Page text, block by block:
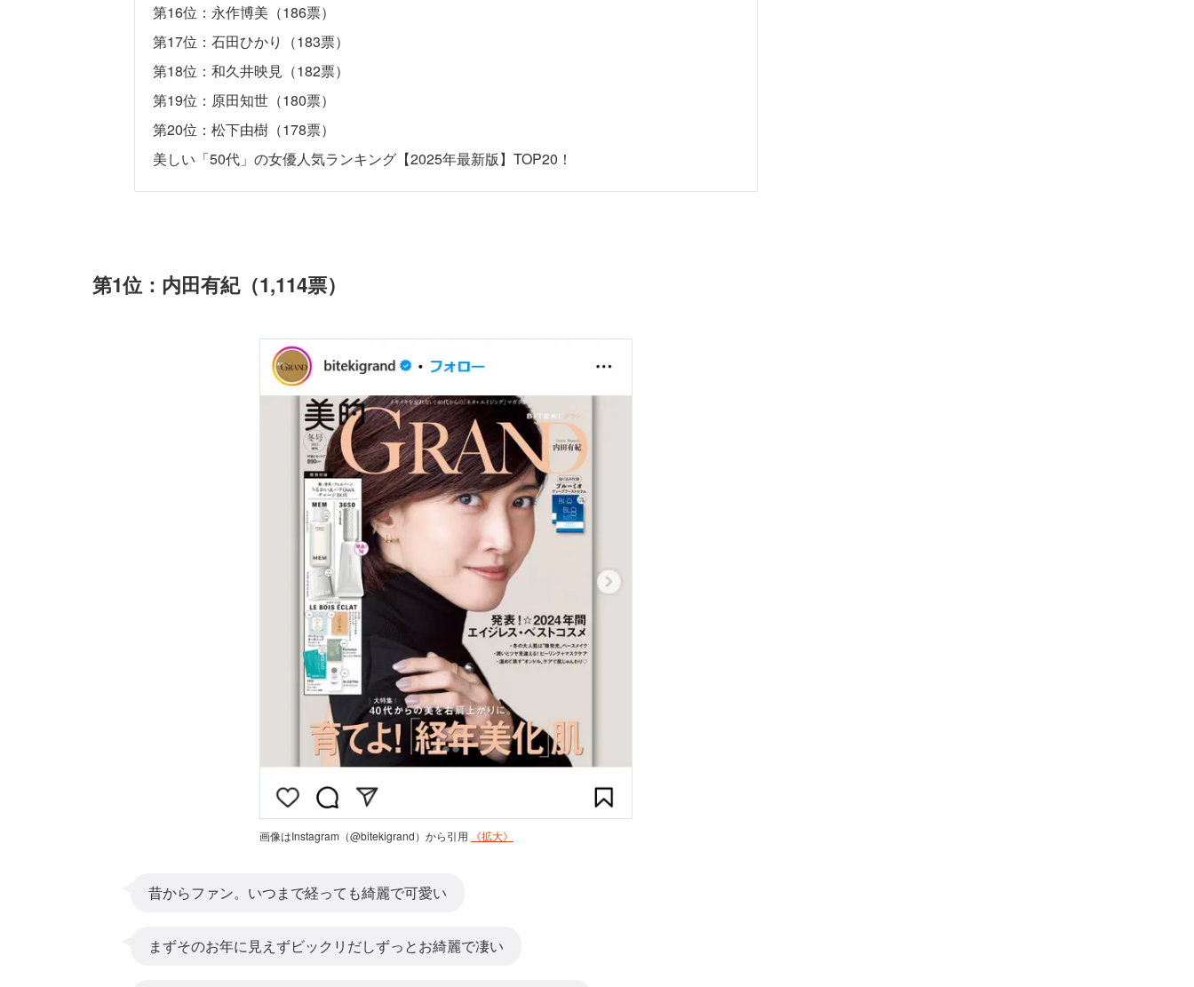
第16位：永作博美（186票）
第17位：石田ひかり（183票）
第18位：和久井映見（182票）
第19位：原田知世（180票）
第20位：松下由樹（178票）
美しい「50代」の女優人気ランキング【2025年最新版】TOP20！
第1位：内田有紀（1,114票）
画像はInstagram（@bitekigrand）から引用 《拡大》
昔からファン。いつまで経っても綺麗で可愛い
まずそのお年に見えずビックリだしずっとお綺麗で凄い